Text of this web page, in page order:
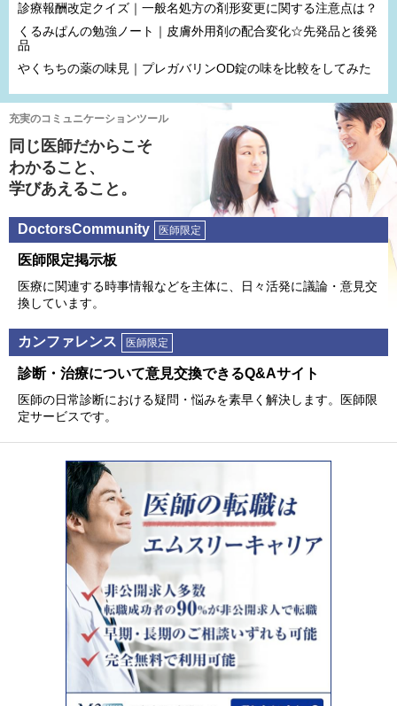
診療報酬改定クイズ｜一般名処方の剤形変更に関する注意点は？
くるみぱんの勉強ノート｜皮膚外用剤の配合変化☆先発品と後発
品
やくちちの薬の味見｜プレガバリンOD錠の味を比較をしてみた
充実のコミュニケーションツール
同じ医師だからこそ
わかること、
学びあえること。
DoctorsCommunity 医師限定
医師限定掲⽰板
医療に関連する時事情報などを主体に、⽇々活発に議論・意⾒交
換しています。
カンファレンス 医師限定
診断・治療について意⾒交換できるQ&Aサイト
医師の⽇常診断における疑問・悩みを素早く解決します。医師限
定サービスです。